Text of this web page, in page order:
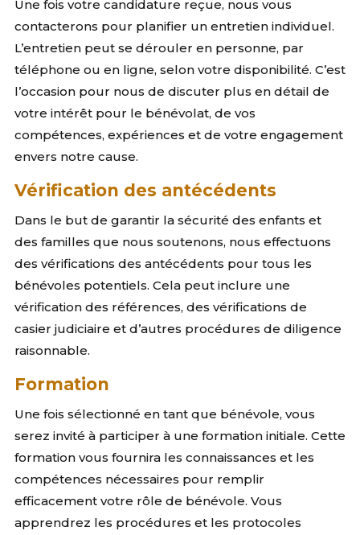
Une fois votre candidature reçue, nous vous
contacterons pour planifier un entretien individuel.
L’entretien peut se dérouler en personne, par
téléphone ou en ligne, selon votre disponibilité. C’est
l’occasion pour nous de discuter plus en détail de
votre intérêt pour le bénévolat, de vos
compétences, expériences et de votre engagement
envers notre cause.
Vérification des antécédents
Dans le but de garantir la sécurité des enfants et
des familles que nous soutenons, nous effectuons
des vérifications des antécédents pour tous les
bénévoles potentiels. Cela peut inclure une
vérification des références, des vérifications de
casier judiciaire et d’autres procédures de diligence
raisonnable.
Formation
Une fois sélectionné en tant que bénévole, vous
serez invité à participer à une formation initiale. Cette
formation vous fournira les connaissances et les
compétences nécessaires pour remplir
efficacement votre rôle de bénévole. Vous
apprendrez les procédures et les protocoles